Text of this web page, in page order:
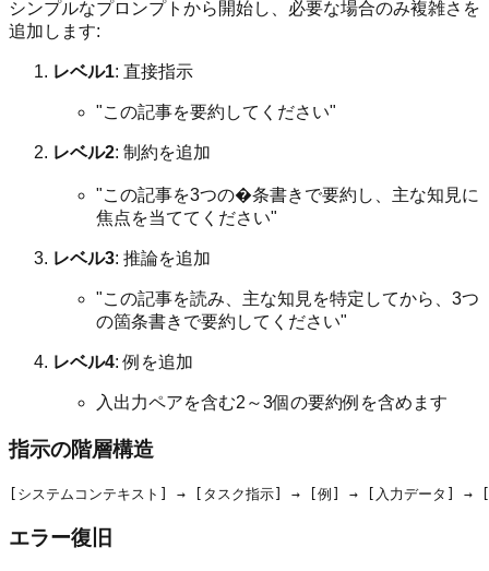
シンプルなプロンプトから開始し、必要な場合のみ複雑さを
追加します:
レベル1: 直接指示
"この記事を要約してください"
レベル2: 制約を追加
"この記事を3つの�条書きで要約し、主な知見に
焦点を当ててください"
レベル3: 推論を追加
"この記事を読み、主な知見を特定してから、3つ
の箇条書きで要約してください"
レベル4: 例を追加
入出力ペアを含む2～3個の要約例を含めます
指示の階層構造
エラー復旧